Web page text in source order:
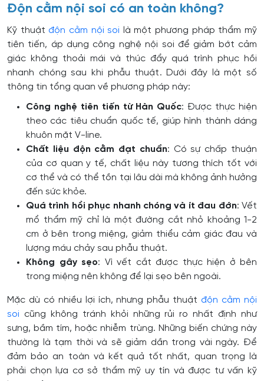
Độn cằm nội soi có an toàn không?
Kỹ thuật độn cằm nội soi là một phương pháp thẩm mỹ
tiên tiến, áp dụng công nghệ nội soi để giảm bớt cảm
giác không thoải mái và thúc đẩy quá trình phục hồi
nhanh chóng sau khi phẫu thuật. Dưới đây là một số
thông tin tổng quan về phương pháp này:
Công nghệ tiên tiến từ Hàn Quốc: Được thực hiện
theo các tiêu chuẩn quốc tế, giúp hình thành dáng
khuôn mặt V-line.
Chất liệu độn cằm đạt chuẩn: Có sự chấp thuận
của cơ quan y tế, chất liệu này tương thích tốt với
cơ thể và có thể tồn tại lâu dài mà không ảnh hưởng
đến sức khỏe.
Quá trình hồi phục nhanh chóng và ít đau đớn: Vết
mổ thẩm mỹ chỉ là một đường cắt nhỏ khoảng 1-2
cm ở bên trong miệng, giảm thiểu cảm giác đau và
lượng máu chảy sau phẫu thuật.
Không gây sẹo: Vì vết cắt được thực hiện ở bên
trong miệng nên không để lại sẹo bên ngoài.
Mặc dù có nhiều lợi ích, nhưng phẫu thuật độn cằm nội
soi cũng không tránh khỏi những rủi ro nhất định như
sưng, bầm tím, hoặc nhiễm trùng. Những biến chứng này
thường là tạm thời và sẽ giảm dần trong vài ngày. Để
đảm bảo an toàn và kết quả tốt nhất, quan trọng là
phải chọn lựa cơ sở thẩm mỹ uy tín và được tư vấn kỹ